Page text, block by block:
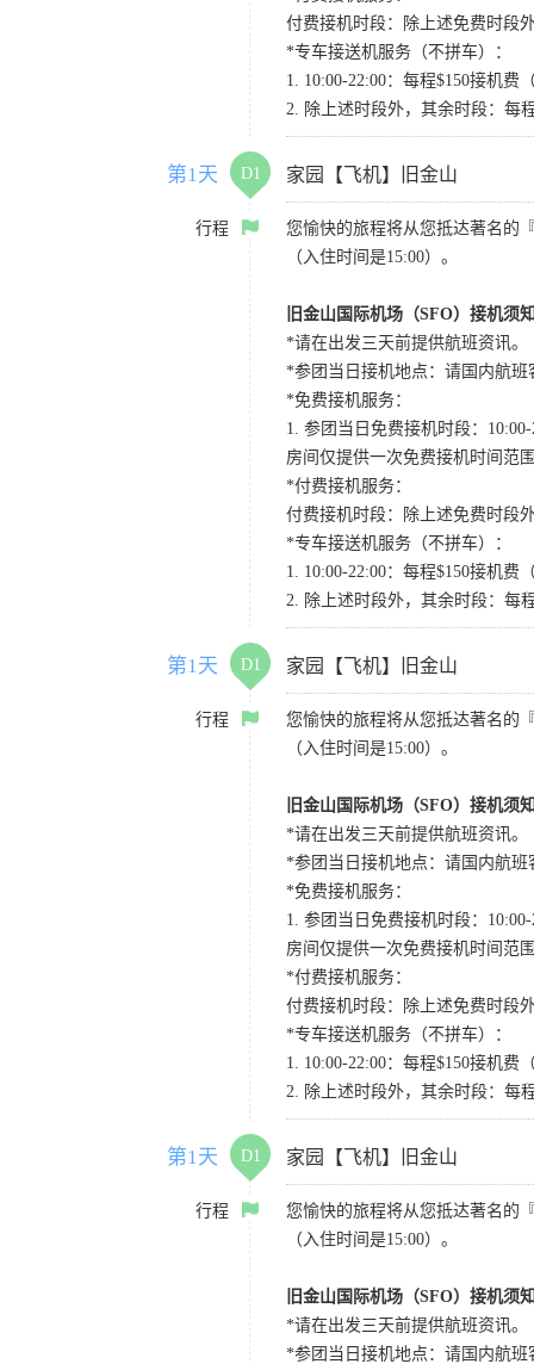
付费接机时段：除上述免费时段
*专车接送机服务（不拼车）：
1. 10:00-22:00：每程$150接机
2. 除上述时段外，其余时段：每
第1天 D1 家园【飞机】旧金山
行程
您愉快的旅程将从您抵达著名的
（入住时间是15:00）。
旧金山国际机场（SFO）接机须
*请在出发三天前提供航班资讯。
*参团当日接机地点：请国内航班
*免费接机服务：
1. 参团当日免费接机时段：
房间仅提供一次免费接机时间范
*付费接机服务：
付费接机时段：除上述免费时段
*专车接送机服务（不拼车）：
1. 10:00-22:00：每程$150接机
2. 除上述时段外，其余时段：每
第1天 D1 家园【飞机】旧金山
行程
您愉快的旅程将从您抵达著名的
（入住时间是15:00）。
旧金山国际机场（SFO）接机须
*请在出发三天前提供航班资讯。
*参团当日接机地点：请国内航班
*免费接机服务：
1. 参团当日免费接机时段：
房间仅提供一次免费接机时间范
*付费接机服务：
付费接机时段：除上述免费时段
*专车接送机服务（不拼车）：
1. 10:00-22:00：每程$150接机
2. 除上述时段外，其余时段：每
第1天 D1 家园【飞机】旧金山
行程
您愉快的旅程将从您抵达著名的
（入住时间是15:00）。
旧金山国际机场（SFO）接机须
*请在出发三天前提供航班资讯。
*参团当日接机地点：请国内航班